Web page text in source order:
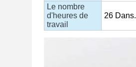
Le nombre
d'heures de
travail
26 Dans.